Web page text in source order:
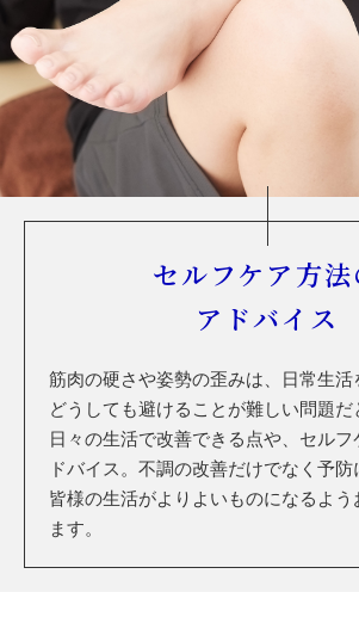
セルフケア方法
アドバイス
筋肉の硬さや姿勢の歪みは、日常生活
どうしても避けることが難しい問題だ
日々の生活で改善できる点や、セルフ
ドバイス。不調の改善だけでなく予防
皆様の生活がよりよいものになるよう
ます。